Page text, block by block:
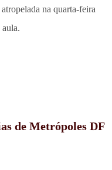
na quarta-feira
de Metrópoles DF